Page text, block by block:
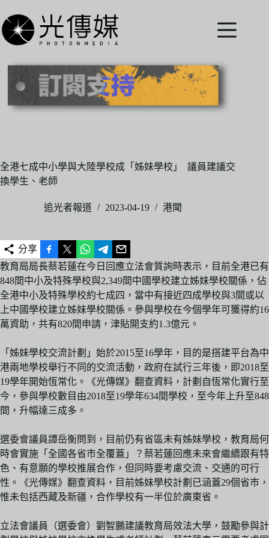
至
主
內
全港七成中小學與大陸學校成「姊妹學校」 議員建議交
換學生、老師
追光者報道 2023-04-19 港聞
分享
教育局局長蔡若蓮在今日回應立法會質詢時表示，目前全港已有
848間中小及特殊學校與2,349間中國學校建立姊妹學校關係，佔
全港中小及特殊學校約七成四，當中有接近四成學校與3間或以
上中國學校建立姊妹學校關係。參與學校在今個學年可獲得約16
萬資助，共有820間申請，津貼開支約1.3億元。
「姊妹學校交流計劃」始於2015至16學年，目的是搭建平台為中
港兩地學校舉行不同的交流活動，政府在試行三年後，即2018至
19學年開始恆常化。《光傳媒》翻查資料，計劃自恆常化實行至
今，參與學校數目由2018至19學年634間學校，至今年上升至848
間，升幅達三成多。
選委會議員譚岳衡問到，目前仍有省區未有姊妹學校，教育局何
時會實施「全國各省市全覆蓋」？蔡若蓮回應未來會繼續跟有特
色、有意願的學校推展合作，但同時要考慮交流、交通的可行
性。《光傳媒》翻查資料，目前姊妹學校計劃已涵蓋29個省巿，
惟未包括西藏及新疆，合作學校有一半位於廣東省。
立法會議員（選委會）劉智鵬建議教育局效法大學，鼓勵參與計